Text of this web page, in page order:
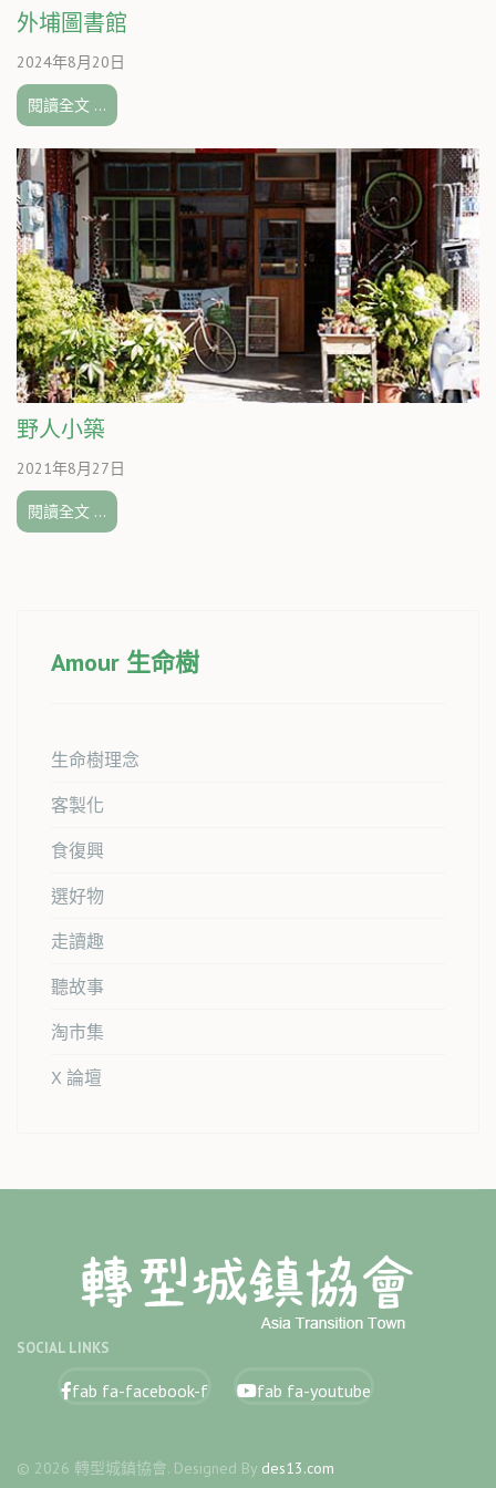
外埔圖書館
2024年8月20日
閱讀全文 …
野人小築
2021年8月27日
閱讀全文 …
Amour 生命樹
生命樹理念
客製化
食復興
選好物
走讀趣
聽故事
淘市集
X 論壇
SOCIAL LINKS
fab fa-facebook-f fab fa-youtube
© 2026 轉型城鎮協會. Designed By des13.com